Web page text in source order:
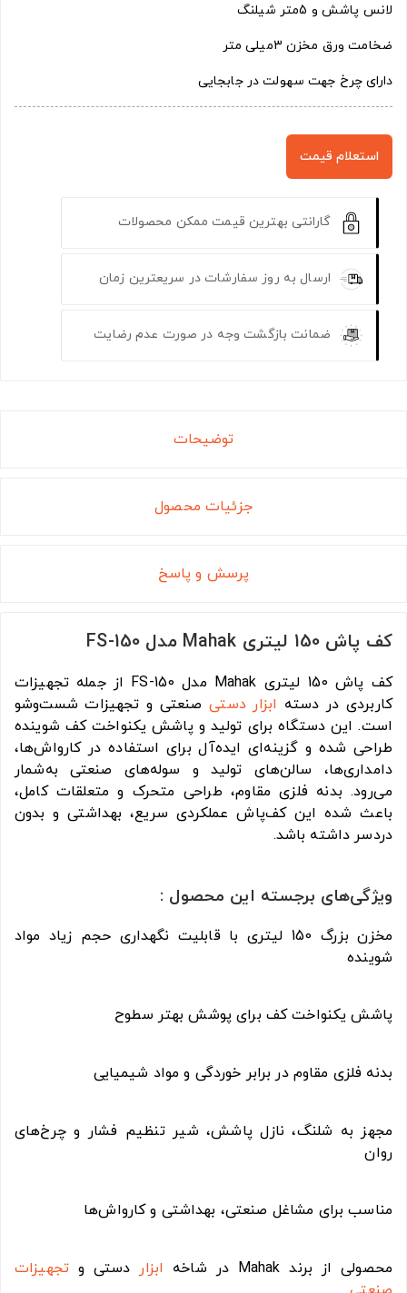
لانس پاشش و 5متر شیلنگ
ضخامت ورق مخزن 3میلی متر
دارای چرخ جهت سهولت در جابجایی
استعلام قیمت
گارانتی بهترین قیمت ممکن محصولات
ارسال به روز سفارشات در سریعترین زمان
ضمانت بازگشت وجه در صورت عدم رضایت
توضیحات
جزئیات محصول
پرسش و پاسخ
کف پاش 150 لیتری Mahak مدل FS-150
کف پاش 150 لیتری Mahak مدل FS-150 از جمله تجهیزات
کاربردی در دسته ابزار دستیصنعتی و تجهیزات شست‌وشو
است. این دستگاه برای تولید و پاشش یکنواخت کف شوینده
طراحی شده و گزینه‌ای ایده‌آل برای استفاده در کارواش‌ها،
دامداری‌ها، سالن‌های تولید و سوله‌های صنعتی به‌شمار
می‌رود. بدنه فلزی مقاوم، طراحی متحرک و متعلقات کامل،
باعث شده این کف‌پاش عملکردی سریع، بهداشتی و بدون
دردسر داشته باشد.
ویژگی‌های برجسته این محصول :
مخزن بزرگ 150 لیتری با قابلیت نگهداری حجم زیاد مواد
شوینده
پاشش یکنواخت کف برای پوشش بهتر سطوح
بدنه فلزی مقاوم در برابر خوردگی و مواد شیمیایی
مجهز به شلنگ، نازل پاشش، شیر تنظیم فشار و چرخ‌های
روان
مناسب برای مشاغل صنعتی، بهداشتی و کارواش‌ها
محصولی از برند Mahak در شاخه ابزار دستی وتجهیزات